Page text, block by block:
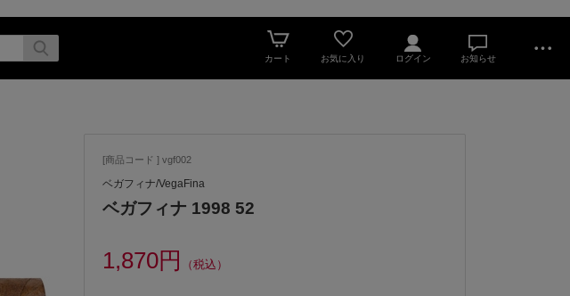
カート お気に入り ログイン お知らせ
[商品コード ] vgf002
ベガフィナ/VegaFina
ベガフィナ 1998 52
1,870円 （税込）